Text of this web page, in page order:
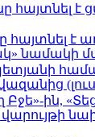
հայտնել է
հայտնել է
նամակի
ին,